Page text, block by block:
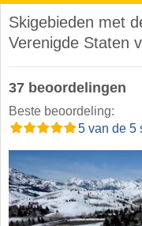
Skigebieden met
Verenigde Staten
37 beoordelingen
Beste beoordeling:
5 van de 5